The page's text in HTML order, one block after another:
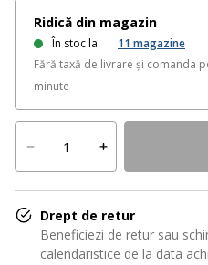
Ridică din magazin
În stoc la 11 magazine
Fără taxă de livrare și comanda
minute
Drept de retur
Beneficiezi de retur sau
calendaristice de la data